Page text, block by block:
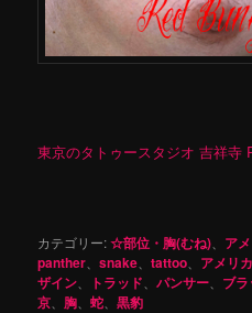
東京のタトゥースタジオ 吉祥寺
カテゴリー:☆部位・胸(むね) ア
panther 、snake 、tattoo アメリ
ザイン
トラッド 、パンサー ブ
京
胸 、蛇 、黒豹